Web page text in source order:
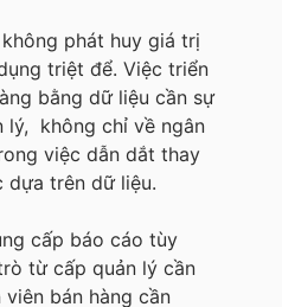
phát huy giá trị
triệt để. Việc triển
bằng dữ liệu cần sự
lý, không chỉ về ngân
việc dẫn dắt thay
dựa trên dữ liệu.
cấp báo cáo tùy
từ cấp quản lý cần
bán hàng cần